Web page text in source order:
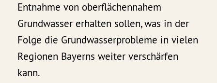
Entnahme von oberflächennahem
Grundwasser erhalten sollen, was in der
Folge die Grundwasserprobleme in vielen
Regionen Bayerns weiter verschärfen
kann.